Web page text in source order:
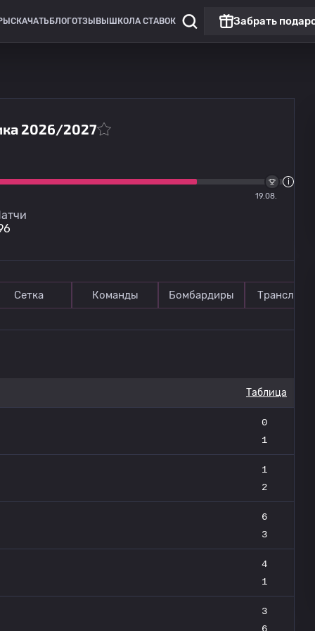
СКАЧАТЬ БЛОГОТЗЫВЫ ШКОЛА СТАВОК Забрать
2026/2027
19.08.
Сетка Команды Бомбардиры Трансляции
Таблица
0
1
1
2
6
3
4
1
3
6
FCI Левадия
12.08